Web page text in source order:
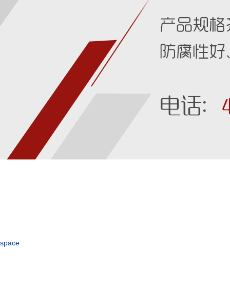
space